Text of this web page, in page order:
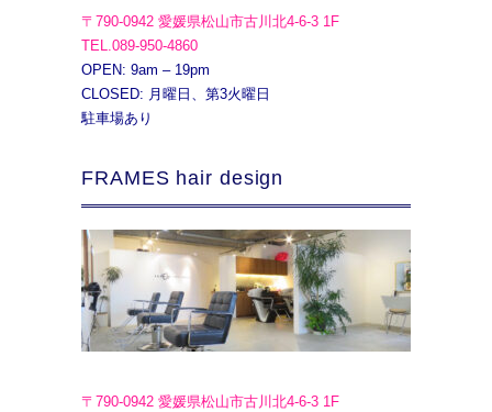
〒790-0942 愛媛県松山市古川北4-6-3 1F
TEL.089-950-4860
OPEN: 9am – 19pm
CLOSED: 月曜日、第3火曜日
駐車場あり
FRAMES hair design
〒790-0942 愛媛県松山市古川北4-6-3 1F